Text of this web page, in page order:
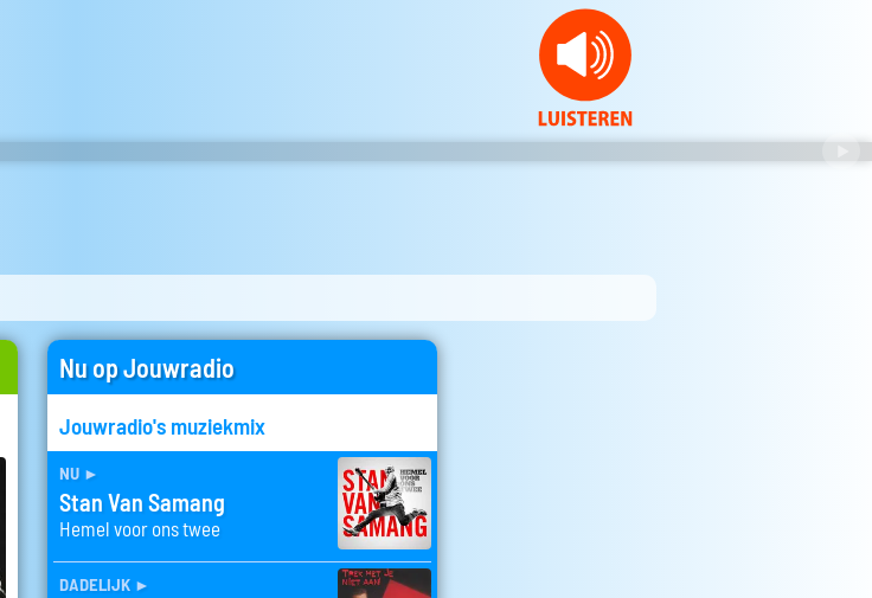
Nu op Jouwradio
Jouwradio's muziekmix
nu ►
Stan Van Samang
Hemel voor ons twee
dadelijk ►